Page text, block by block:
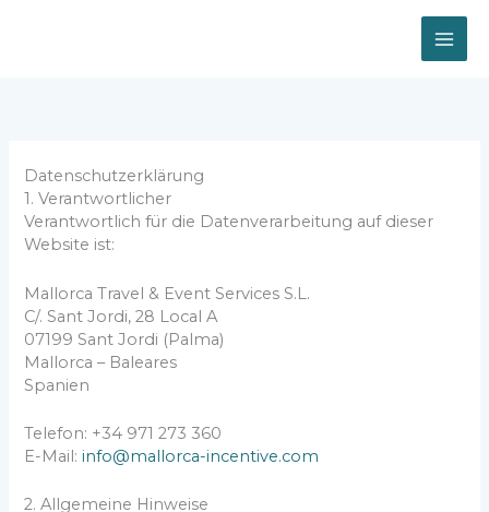
Datenschutzerklärung
1. Verantwortlicher
Verantwortlich für die Datenverarbeitung auf dieser
Website ist:
Mallorca Travel & Event Services S.L.
C/. Sant Jordi, 28 Local A
07199 Sant Jordi (Palma)
Mallorca – Baleares
Spanien
Telefon: +34 971 273 360
E-Mail:info@mallorca-incentive.com
2. Allgemeine Hinweise